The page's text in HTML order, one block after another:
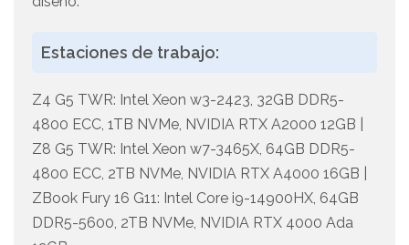
Estaciones de trabajo:
Z4 G5 TWR: Intel Xeon w3-2423, 32GB DDR5-
4800 ECC, 1TB NVMe, NVIDIA RTX A2000 12GB |
Z8 G5 TWR: Intel Xeon w7-3465X, 64GB DDR5-
4800 ECC, 2TB NVMe, NVIDIA RTX A4000 16GB |
ZBook Fury 16 G11: Intel Core i9-14900HX, 64GB
DDR5-5600, 2TB NVMe, NVIDIA RTX 4000 Ada